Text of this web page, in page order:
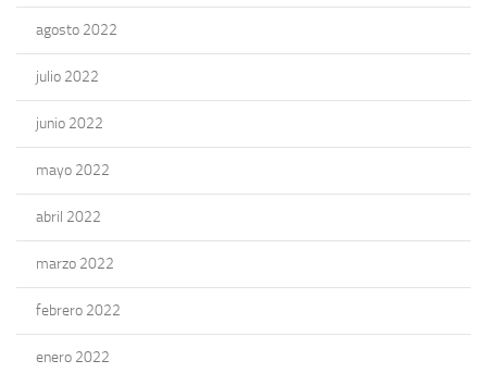
agosto 2022
julio 2022
junio 2022
mayo 2022
abril 2022
marzo 2022
febrero 2022
enero 2022